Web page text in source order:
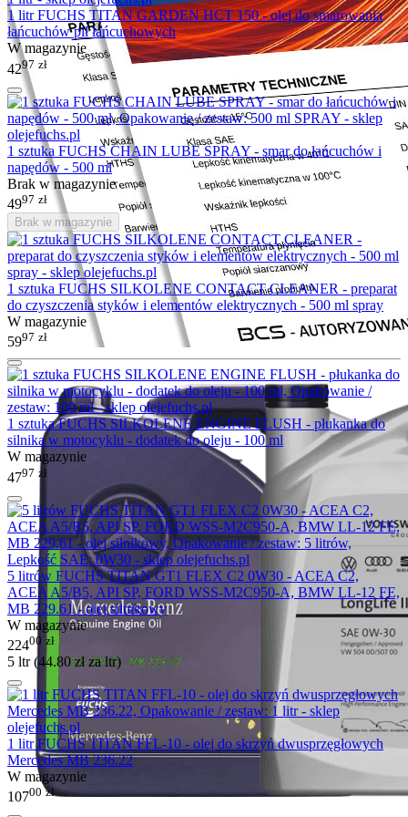
1 litr FUCHS TITAN GARDEN HCT 150 - olej do smarowania
łańcuchów pił łańcuchowych
W magazynie
4297 zł
1 sztuka FUCHS CHAIN LUBE SPRAY - smar do łańcuchów i
napędów - 500 ml
Brak w magazynie
4997 zł
Brak w magazynie
1 sztuka FUCHS SILKOLENE CONTACT CLEANER - preparat
do czyszczenia styków i elementów elektrycznych - 500 ml spray
W magazynie
5997 zł
1 sztuka FUCHS SILKOLENE ENGINE FLUSH - płukanka do
silnika w motocyklu - dodatek do oleju - 100 ml
W magazynie
4797 zł
5 litrów FUCHS TITAN GT1 FLEX C2 0W30 - ACEA C2,
ACEA A5/B5, API SP, FORD WSS-M2C950-A, BMW LL-12 FE,
MB 229.61 - olej silnikowy
W magazynie
22400 zł
5 ltr (44.80złza ltr)
1 litr FUCHS TITAN FFL-10 - olej do skrzyń dwusprzęgłowych
Mercedes MB 236.22
W magazynie
10700 zł